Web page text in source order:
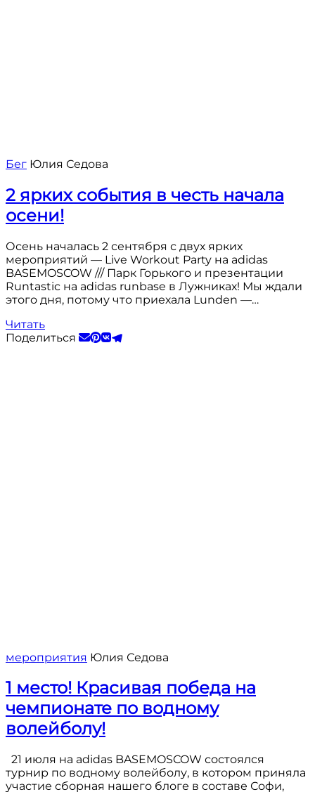
Бег Юлия Седова
2 ярких события в честь начала
осени!
Осень началась 2 сентября с двух ярких
мероприятий — Live Workout Party на adidas
BASEMOSCOW /// Парк Горького и презентации
Runtastic на adidas runbase в Лужниках! Мы ждали
этого дня, потому что приехала Lunden —…
Читать
Поделиться
мероприятия Юлия Седова
1 место! Красивая победа на
чемпионате по водному
волейболу!
21 июля на adidas BASEMOSCOW состоялся
турнир по водному волейболу, в котором приняла
участие сборная нашего блоге в составе Софи,